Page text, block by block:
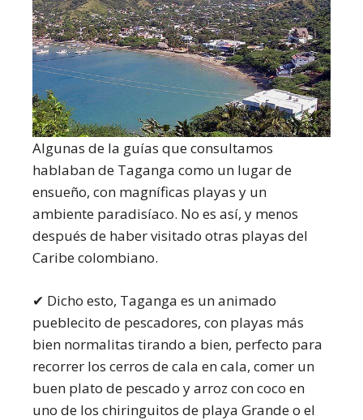
Algunas de la guías que consultamos
hablaban de Taganga como un lugar de
ensueño, con magníficas playas y un
ambiente paradisíaco. No es así, y menos
después de haber visitado otras playas del
Caribe colombiano.
✔ Dicho esto, Taganga es un animado
pueblecito de pescadores, con playas más
bien normalitas tirando a bien, perfecto para
recorrer los cerros de cala en cala, comer un
buen plato de pescado y arroz con coco en
uno de los chiringuitos de playa Grande o el